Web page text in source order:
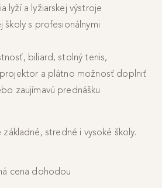
lyží a lyžiarskej výstroje
školy s profesionálnymi
biliard, stolný tenis,
a plátno možnosť doplniť
zaujímavú prednášku
základné, stredné i vysoké školy.
cena dohodou